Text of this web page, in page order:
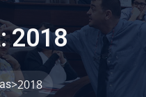
:2018
>2018